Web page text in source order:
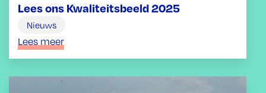
Lees ons Kwaliteitsbeeld 2025
Nieuws
Lees meer